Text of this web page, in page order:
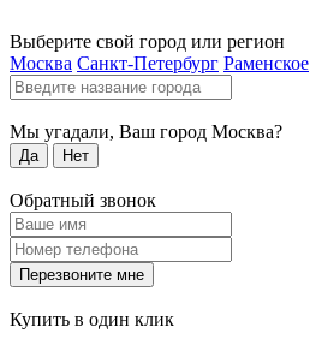
Выберите свой город или регион
Москва Санкт-Петербург Раменское
Мы угадали, Ваш город Москва?
Да Нет
Обратный звонок
Перезвоните мне
Купить в один клик